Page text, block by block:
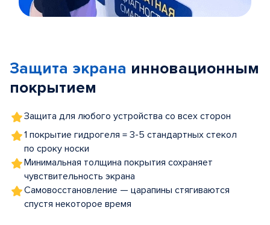
5
Защита экрана инновационным
покрытием
Защита для любого устройства со всех сторон
1 покрытие гидрогеля = 3-5 стандартных стекол
по сроку носки
Минимальная толщина покрытия сохраняет
чувствительность экрана
Самовосстановление — царапины стягиваются
спустя некоторое время